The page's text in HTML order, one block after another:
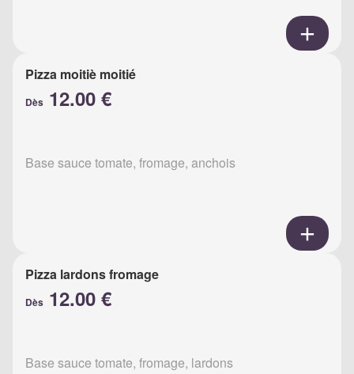
Pizza moitiè moitié
Dès 12.00 €
Base sauce tomate, fromage, anchois
Pizza lardons fromage
Dès 12.00 €
Base sauce tomate, fromage, lardons